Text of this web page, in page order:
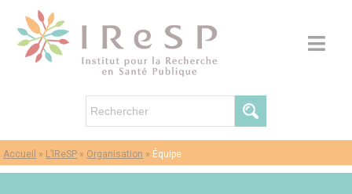
Accueil » L’IReSP » Organisation » Équipe